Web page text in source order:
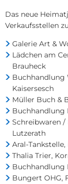
Das neue
Verkaufsstellen
Galerie Art &
Lädchen am
Brauheck
Buchhandlung
Kaisersesch
Müller Buch &
Buchhandlung
Schreibwaren /
Lutzerath
Aral-
Thalia Trier,
Buchhandlung
Bungert OHG,